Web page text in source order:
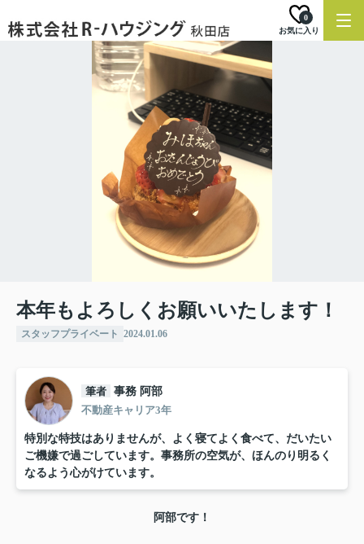
お気に入り
0
本年もよろしくお願いいたします！
スタッフプライベート 2024.01.06
筆者 事務 阿部
不動産キャリア3年
特別な特技はありませんが、よく寝てよく食べて、だいたい
ご機嫌で過ごしています。事務所の空気が、ほんのり明るく
なるよう心がけています。
阿部です！